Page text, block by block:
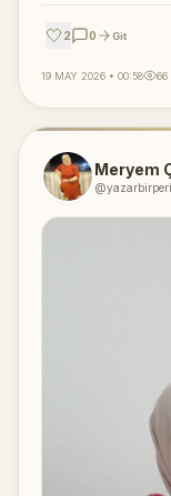
🤍 2 0 Git
19 MAY 2026 • 00:58 66
Meryem
@yazarbirperi